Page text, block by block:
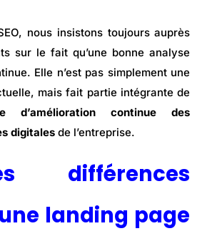
nous insistons toujours auprès
sur le fait qu’une bonne analyse
Elle n’est pas simplement une
mais fait partie intégrante de
d’amélioration continue des
digitales de l’entreprise.
différences
landing page